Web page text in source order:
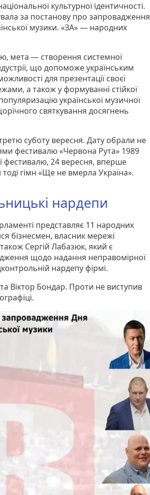
культурної ідентичності.
за постанову про запровадження
музики. «ЗА» — народних
мета — створення системної
що допоможе українським
для презентації своєї
а також у формуванні стійкої
української музичної
святкування досягнень
суботу вересня. Дату обрали не
фестивалю «Червона Рута» 1989
фестивалю, 24 вересня, вперше
гімн «Ще не вмерла Україна».
нардепи
представляє 11 народних
бізнесмен, власник мережі
Сергій Лабазюк, який є
щодо надання неправомірної
нардепу фірмі.
Віктор Бондар. Проти не виступив